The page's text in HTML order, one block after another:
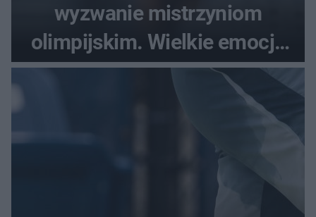
wyzwanie mistrzyniom
olimpijskim. Wielkie emocje
podczas Silesia Memoriału
Kamili Skolimowskiej